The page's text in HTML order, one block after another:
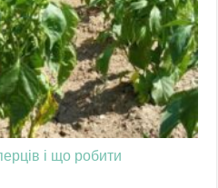
і що робити